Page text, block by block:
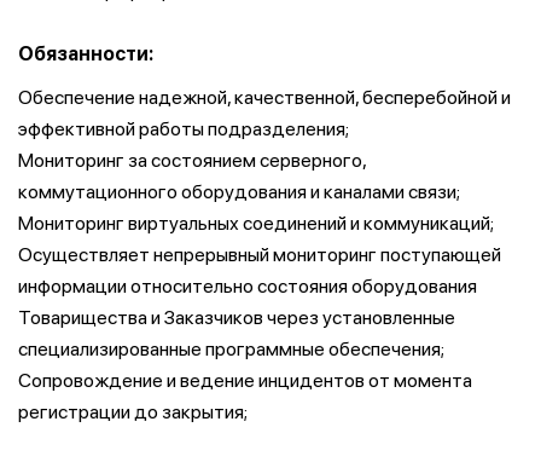
Обязанности:
Обеспечение надежной, качественной, бесперебойной и
эффективной работы подразделения;
Мониторинг за состоянием серверного,
коммутационного оборудования и каналами связи;
Мониторинг виртуальных соединений и коммуникаций;
Осуществляет непрерывный мониторинг поступающей
информации относительно состояния оборудования
Товарищества и Заказчиков через установленные
специализированные программные обеспечения;
Сопровождение и ведение инцидентов от момента
регистрации до закрытия;